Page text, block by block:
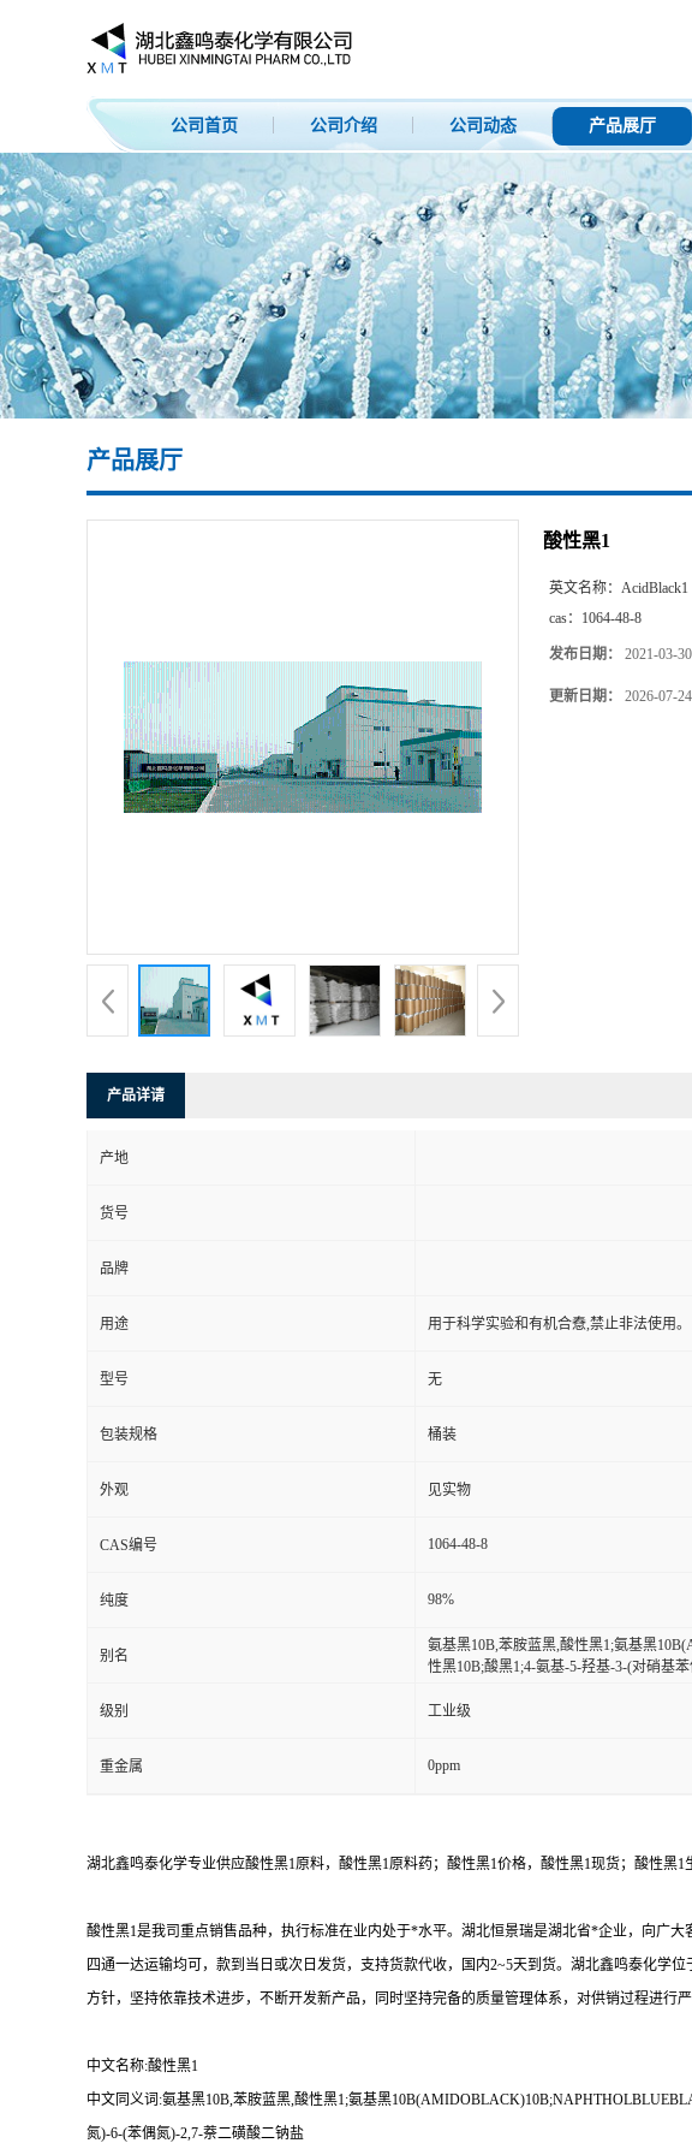
公司首页 公司介绍 公司动态 产品展厅
产品展厅
酸性黑1
英文名称： AcidBlack1
cas： 1064-48-8
发布日期： 2021-03-30
更新日期： 2026-07-24
产品详请
产地
货号
品牌
用途 用于科学实验和有机合憃,禁止非法使用。
型号 无
包装规格 桶装
外观 见实物
CAS编号 1064-48-8
纯度 98%
别名
氨基黑10B,苯胺蓝黑,酸性黑1;氨基黑
性黑10B;酸黑1;4-氨基-5-羟基-3-(对硝基
级别 工业级
重金属 0ppm
湖北鑫鸣泰化学专业供应酸性黑1原料，酸性黑1原料药；酸性黑1价格，酸性黑1现货；酸性黑
酸性黑1是我司重点销售品种，执行标准在业内处于*水平。湖北恒景瑞是湖北省*企业，向广
四通一达运输均可，款到当日或次日发货，支持货款代收，国内2~5天到货。湖北鑫鸣泰化学
方针，坚持依靠技术进步，不断开发新产品，同时坚持完备的质量管理体系，对供销过程进行
中文名称:酸性黑1
中文同义词:氨基黑10B,苯胺蓝黑,酸性黑1;氨基黑
氮)-6-(苯偶氮)-2,7-萘二磺酸二钠盐